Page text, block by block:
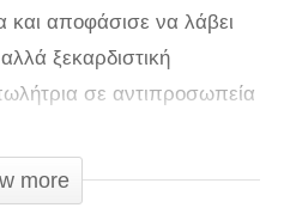
αποφάσισε να λάβει
ξεκαρδιστική
σε αντιπροσωπεία
καλά. Όταν κατάφερε να
να δοκιμάσει με test
more